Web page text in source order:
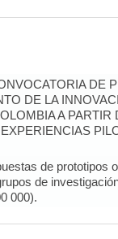
DE
DE LA
A PARTIR
de prototipos
de
000).